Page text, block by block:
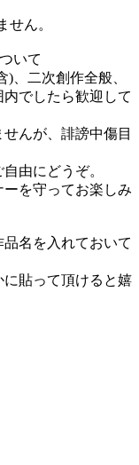
せん。
いて
、二次創作全般、
でしたら歓迎して
んが、誹謗中傷目
由にどうぞ。
を守ってお楽しみ
名を入れておいて
貼って頂けると嬉